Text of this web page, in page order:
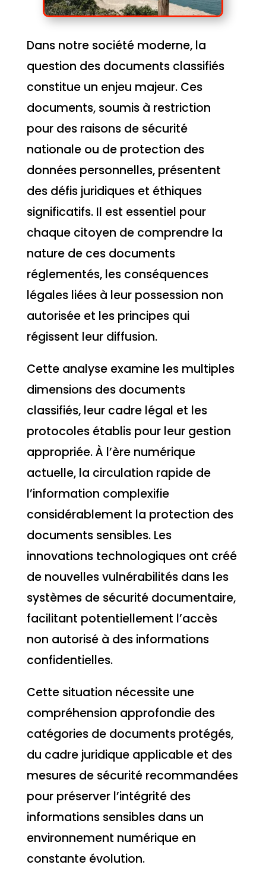
Dans notre société moderne, la
question des documents classifiés
constitue un enjeu majeur. Ces
documents, soumis à restriction
pour des raisons de sécurité
nationale ou de protection des
données personnelles, présentent
des défis juridiques et éthiques
significatifs. Il est essentiel pour
chaque citoyen de comprendre la
nature de ces documents
réglementés, les conséquences
légales liées à leur possession non
autorisée et les principes qui
régissent leur diffusion.
Cette analyse examine les multiples
dimensions des documents
classifiés, leur cadre légal et les
protocoles établis pour leur gestion
appropriée. À l’ère numérique
actuelle, la circulation rapide de
l’information complexifie
considérablement la protection des
documents sensibles. Les
innovations technologiques ont créé
de nouvelles vulnérabilités dans les
systèmes de sécurité documentaire,
facilitant potentiellement l’accès
non autorisé à des informations
confidentielles.
Cette situation nécessite une
compréhension approfondie des
catégories de documents protégés,
du cadre juridique applicable et des
mesures de sécurité recommandées
pour préserver l’intégrité des
informations sensibles dans un
environnement numérique en
constante évolution.